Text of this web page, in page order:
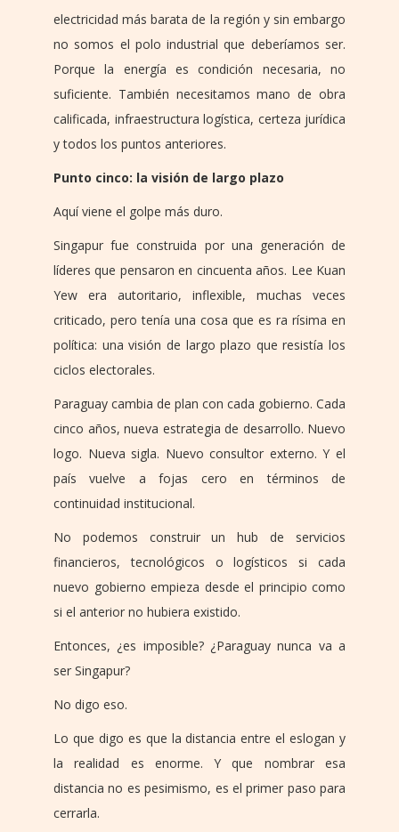
electricidad más barata de la región y sin embargo
no somos el polo industrial que deberíamos ser.
Porque la energía es condición necesaria, no
suficiente. También necesitamos mano de obra
calificada, infraestructura logística, certeza jurídica
y todos los puntos anteriores.
Punto cinco: la visión de largo plazo
Aquí viene el golpe más duro.
Singapur fue construida por una generación de
líderes que pensaron en cincuenta años. Lee Kuan
Yew era autoritario, inflexible, muchas veces
criticado, pero tenía una cosa que es ra rísima en
política: una visión de largo plazo que resistía los
ciclos electorales.
Paraguay cambia de plan con cada gobierno. Cada
cinco años, nueva estrategia de desarrollo. Nuevo
logo. Nueva sigla. Nuevo consultor externo. Y el
país vuelve a fojas cero en términos de
continuidad institucional.
No podemos construir un hub de servicios
financieros, tecnológicos o logísticos si cada
nuevo gobierno empieza desde el principio como
si el anterior no hubiera existido.
Entonces, ¿es imposible? ¿Paraguay nunca va a
ser Singapur?
No digo eso.
Lo que digo es que la distancia entre el eslogan y
la realidad es enorme. Y que nombrar esa
distancia no es pesimismo, es el primer paso para
cerrarla.